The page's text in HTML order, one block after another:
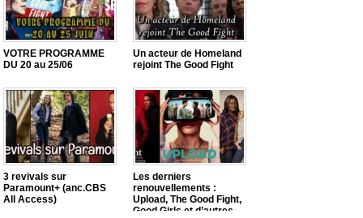
VOTRE PROGRAMME
DU 20 au 25/06
Un acteur de Homeland
rejoint The Good Fight
3 revivals sur
Paramount+ (anc.CBS
All Access)
Les derniers
renouvellements :
Upload, The Good Fight,
Good Girls et d’autres